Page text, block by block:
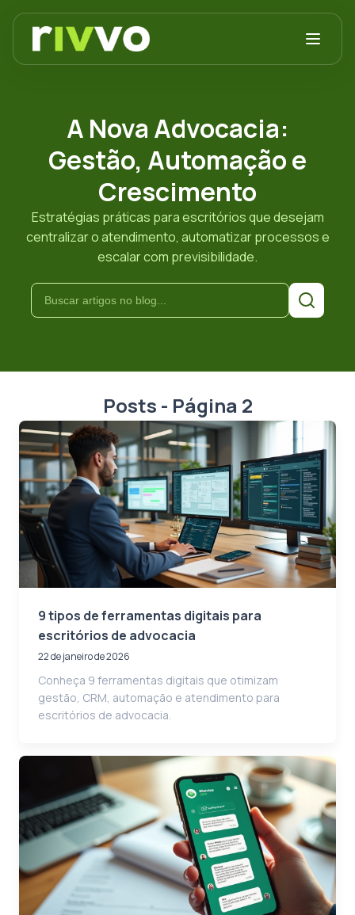
A Nova Advocacia:
Gestão, Automação e
Crescimento
Estratégias práticas para escritórios que desejam
centralizar o atendimento, automatizar processos e
escalar com previsibilidade.
Posts - Página 2
9 tipos de ferramentas digitais para
escritórios de advocacia
22 de janeiro de 2026
Conheça 9 ferramentas digitais que otimizam
gestão, CRM, automação e atendimento para
escritórios de advocacia.